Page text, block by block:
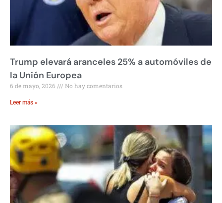
Trump elevará aranceles 25% a automóviles de
la Unión Europea
6 de mayo, 2026 No hay comentarios
Leer más »